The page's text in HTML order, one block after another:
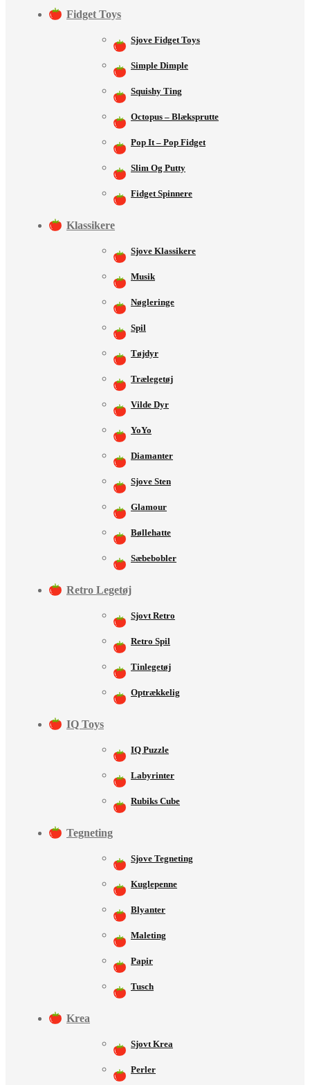
Fidget Toys
Sjove Fidget Toys
Simple Dimple
Squishy Ting
Octopus – Blæksprutte
Pop It – Pop Fidget
Slim Og Putty
Fidget Spinnere
Klassikere
Sjove Klassikere
Musik
Nøgleringe
Spil
Tøjdyr
Trælegetøj
Vilde Dyr
YoYo
Diamanter
Sjove Sten
Glamour
Bøllehatte
Sæbebobler
Retro Legetøj
Sjovt Retro
Retro Spil
Tinlegetøj
Optrækkelig
IQ Toys
IQ Puzzle
Labyrinter
Rubiks Cube
Tegneting
Sjove Tegneting
Kuglepenne
Blyanter
Maleting
Papir
Tusch
Krea
Sjovt Krea
Perler